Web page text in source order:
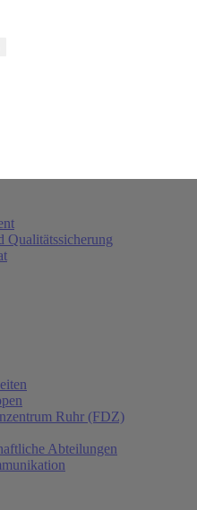
Qualitätssicherung
Ruhr (FDZ)
Abteilungen